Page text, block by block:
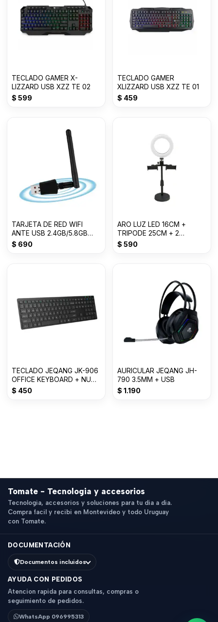
TECLADO GAMER X-
LIZZARD USB XZZ TE 02
$ 599
TECLADO GAMER
XLIZZARD USB XZZ TE 01
$ 459
TARJETA DE RED WIFI
ANTE USB 2.4GB/5.8GB
600M
$ 690
ARO LUZ LED 16CM +
TRIPODE 25CM + 2
SOPORTES
$ 590
TECLADO JEQANG JK-906
OFFICE KEYBOARD + NUM
USB
$ 450
AURICULAR JEQANG JH-
790 3.5MM + USB
$ 1.190
Tomate - Tecnologia y accesorios
Tecnologia, accesorios y soluciones para tu dia a dia.
Compra facil y recibi en Montevideo y todo Uruguay
con Tomate.
DOCUMENTACIÓN
Documentos incluidos
AYUDA CON PEDIDOS
Atencion rapida para consultas, compras o
seguimiento de pedidos.
WhatsApp 096995313